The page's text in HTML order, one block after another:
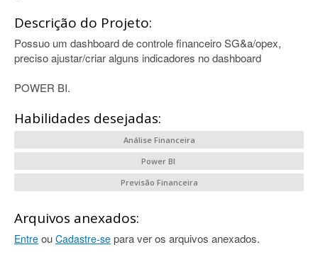
Descrição do Projeto:
Possuo um dashboard de controle financeiro SG&a/opex,
preciso ajustar/criar alguns indicadores no dashboard
POWER BI.
Habilidades desejadas:
Análise Financeira
Power BI
Previsão Financeira
Arquivos anexados:
Entre ou Cadastre-se para ver os arquivos anexados.